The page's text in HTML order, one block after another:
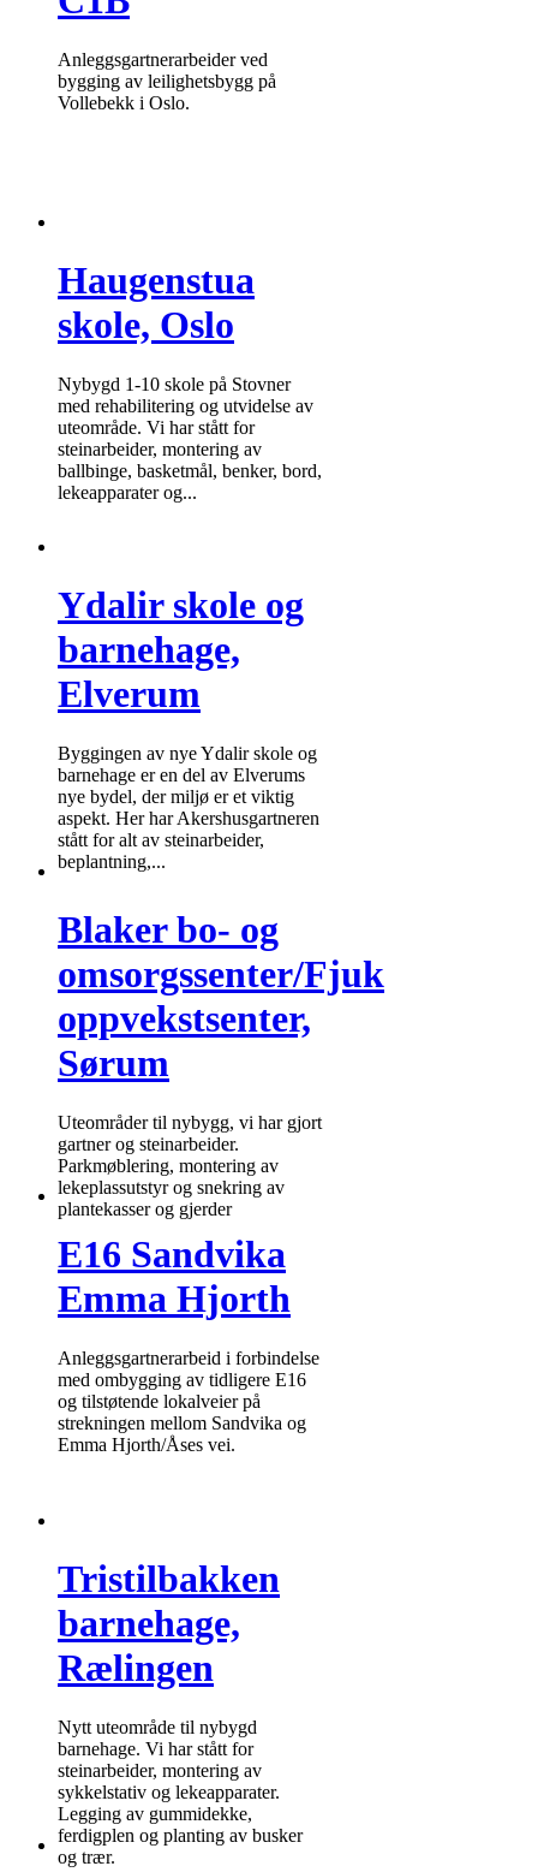
Anleggsgartnerarbeider ved
bygging av leilighetsbygg på
Vollebekk i Oslo.
Haugenstua
skole, Oslo
Nybygd 1-10 skole på Stovner
med rehabilitering og utvidelse av
uteområde. Vi har stått for
steinarbeider, montering av
ballbinge, basketmål, benker, bord,
lekeapparater og...
Ydalir skole og
barnehage,
Elverum
Byggingen av nye Ydalir skole og
barnehage er en del av Elverums
nye bydel, der miljø er et viktig
aspekt. Her har Akershusgartneren
stått for alt av steinarbeider,
beplantning,...
Blaker bo- og
omsorgssenter/Fjuk
oppvekstsenter,
Sørum
Uteområder til nybygg, vi har gjort
gartner og steinarbeider.
Parkmøblering, montering av
lekeplassutstyr og snekring av
plantekasser og gjerder
E16 Sandvika
Emma Hjorth
Anleggsgartnerarbeid i forbindelse
med ombygging av tidligere E16
og tilstøtende lokalveier på
strekningen mellom Sandvika og
Emma Hjorth/Åses vei.
Tristilbakken
barnehage,
Rælingen
Nytt uteområde til nybygd
barnehage. Vi har stått for
steinarbeider, montering av
sykkelstativ og lekeapparater.
Legging av gummidekke,
ferdigplen og planting av busker
og trær.